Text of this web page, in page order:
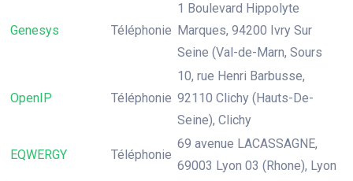
Genesys Téléphonie
1 Boulevard Hippolyte
Marques, 94200 Ivry Sur
Seine (Val-de-Marn, Sours
OpenIP Téléphonie
10, rue Henri Barbusse,
92110 Clichy (Hauts-De-
Seine), Clichy
EQWERGY Téléphonie
69 avenue LACASSAGNE,
69003 Lyon 03 (Rhone), Lyon